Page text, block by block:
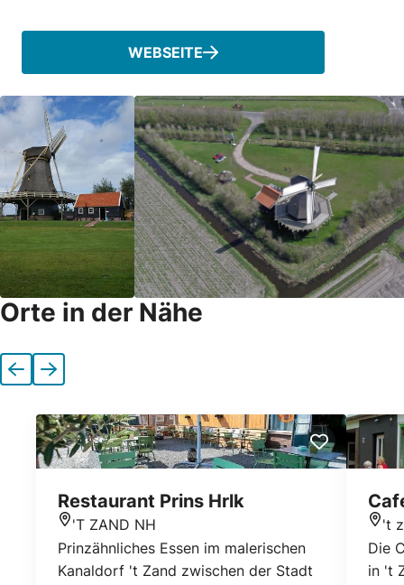
WEBSEITE
Orte in der Nähe
VorherigeNächste
Restaurant Prins Hrlk
'T ZAND NH
Prinzähnliches Essen im malerischen
Kanaldorf 't Zand zwischen der Stadt
't
Die
in 't